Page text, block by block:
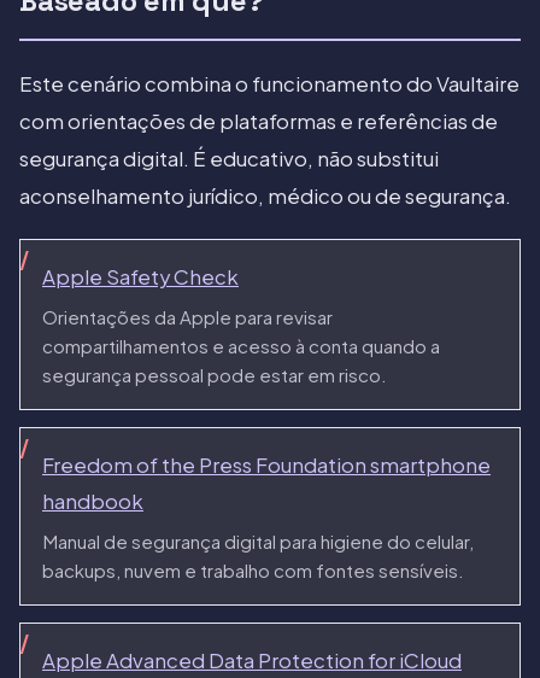
Este cenário combina o funcionamento do Vaultaire
com orientações de plataformas e referências de
segurança digital. É educativo, não substitui
aconselhamento jurídico, médico ou de segurança.
Apple Safety Check
Orientações da Apple para revisar
compartilhamentos e acesso à conta quando a
segurança pessoal pode estar em risco.
Freedom of the Press Foundation smartphone
handbook
Manual de segurança digital para higiene do celular,
backups, nuvem e trabalho com fontes sensíveis.
Apple Advanced Data Protection for iCloud